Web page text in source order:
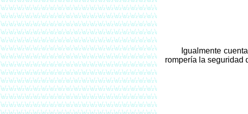
rompería la seguridad